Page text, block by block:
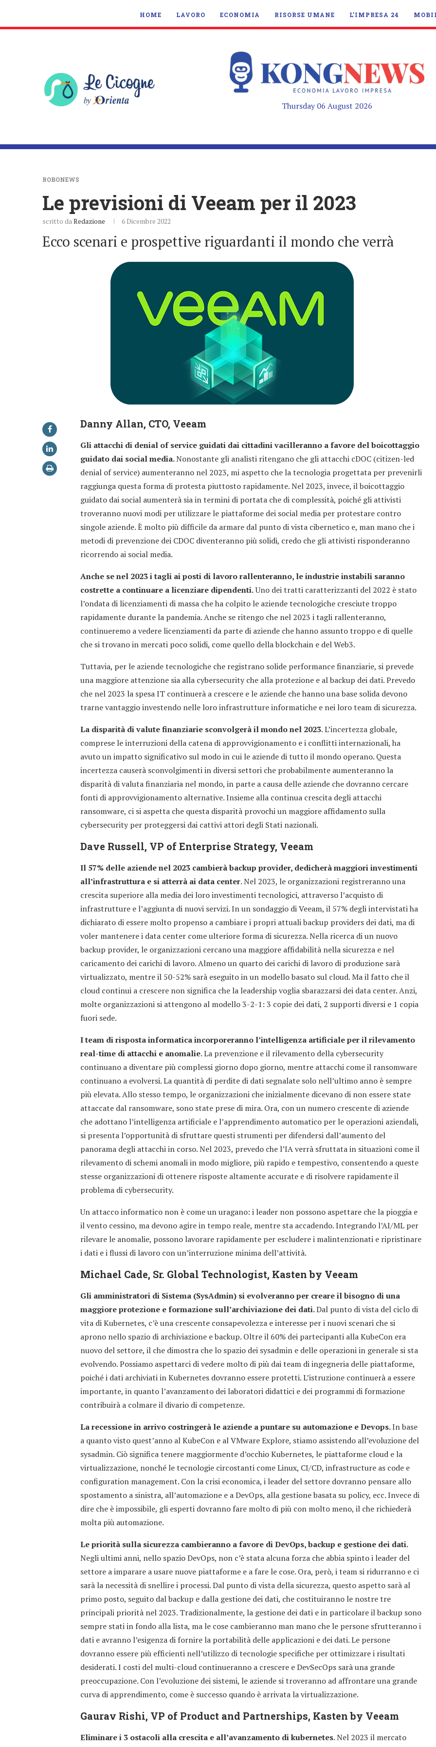
HOME LAVORO ECONOMIA RISORSE UMANE L’IMPRESA 24
Thursday 06 August 2026
ROBONEWS
Le previsioni di Veeam per il 2023
scritto daRedazione 6 Dicembre 2022
Ecco scenari e prospettive riguardanti il mondo che verrà
Danny Allan, CTO, Veeam
Gli attacchi di denial of service guidati dai cittadini vacilleranno a favore del boicottaggio
guidato dai social media.Nonostante gli analisti ritengano che gli attacchi cDOC (citizen-led
denial of service) aumenteranno nel 2023, mi aspetto che la tecnologia progettata per prevenirli
raggiunga questa forma di protesta piuttosto rapidamente. Nel 2023, invece, il boicottaggio
guidato dai social aumenterà sia in termini di portata che di complessità, poiché gli attivisti
troveranno nuovi modi per utilizzare le piattaforme dei social media per protestare contro
singole aziende. È molto più difficile da armare dal punto di vista cibernetico e, man mano che i
metodi di prevenzione dei CDOC diventeranno più solidi, credo che gli attivisti risponderanno
ricorrendo ai social media.
Anche se nel 2023 i tagli ai posti di lavoro rallenteranno, le industrie instabili saranno
costrette a continuare a licenziare dipendenti.Uno dei tratti caratterizzanti del 2022 è stato
l’ondata di licenziamenti di massa che ha colpito le aziende tecnologiche cresciute troppo
rapidamente durante la pandemia. Anche se ritengo che nel 2023 i tagli rallenteranno,
continueremo a vedere licenziamenti da parte di aziende che hanno assunto troppo e di quelle
che si trovano in mercati poco solidi, come quello della blockchain e del Web3.
Tuttavia, per le aziende tecnologiche che registrano solide performance finanziarie, si prevede
una maggiore attenzione sia alla cybersecurity che alla protezione e al backup dei dati. Prevedo
che nel 2023 la spesa IT continuerà a crescere e le aziende che hanno una base solida devono
trarne vantaggio investendo nelle loro infrastrutture informatiche e nei loro team di sicurezza.
La disparità di valute finanziarie sconvolgerà il mondo nel 2023. L’incertezza globale,
comprese le interruzioni della catena di approvvigionamento e i conflitti internazionali, ha
avuto un impatto significativo sul modo in cui le aziende di tutto il mondo operano. Questa
incertezza causerà sconvolgimenti in diversi settori che probabilmente aumenteranno la
disparità di valuta finanziaria nel mondo, in parte a causa delle aziende che dovranno cercare
fonti di approvvigionamento alternative. Insieme alla continua crescita degli attacchi
ransomware, ci si aspetta che questa disparità provochi un maggiore affidamento sulla
cybersecurity per proteggersi dai cattivi attori degli Stati nazionali.
Dave Russell, VP of Enterprise Strategy, Veeam
Il 57% delle aziende nel 2023 cambierà backup provider, dedicherà maggiori investimenti
all’infrastruttura e si atterrà ai data center. Nel 2023, le organizzazioni registreranno una
crescita superiore alla media dei loro investimenti tecnologici, attraverso l’acquisto di
infrastrutture e l’aggiunta di nuovi servizi. In un sondaggio di Veeam, il 57% degli intervistati ha
dichiarato di essere molto propenso a cambiare i propri attuali backup providers dei dati, ma di
voler mantenere i data center come ulteriore forma di sicurezza. Nella ricerca di un nuovo
backup provider, le organizzazioni cercano una maggiore affidabilità nella sicurezza e nel
caricamento dei carichi di lavoro. Almeno un quarto dei carichi di lavoro di produzione sarà
virtualizzato, mentre il 50-52% sarà eseguito in un modello basato sul cloud. Ma il fatto che il
cloud continui a crescere non significa che la leadership voglia sbarazzarsi dei data center. Anzi,
molte organizzazioni si attengono al modello 3-2-1: 3 copie dei dati, 2 supporti diversi e 1 copia
fuori sede.
I team di risposta informatica incorporeranno l’intelligenza artificiale per il rilevamento
real-time di attacchi e anomalie. La prevenzione e il rilevamento della cybersecurity
continuano a diventare più complessi giorno dopo giorno, mentre attacchi come il ransomware
continuano a evolversi. La quantità di perdite di dati segnalate solo nell’ultimo anno è sempre
più elevata. Allo stesso tempo, le organizzazioni che inizialmente dicevano di non essere state
attaccate dal ransomware, sono state prese di mira. Ora, con un numero crescente di aziende
che adottano l’intelligenza artificiale e l’apprendimento automatico per le operazioni aziendali,
si presenta l’opportunità di sfruttare questi strumenti per difendersi dall’aumento del
panorama degli attacchi in corso. Nel 2023, prevedo che l’IA verrà sfruttata in situazioni come il
rilevamento di schemi anomali in modo migliore, più rapido e tempestivo, consentendo a queste
stesse organizzazioni di ottenere risposte altamente accurate e di risolvere rapidamente il
problema di cybersecurity.
Un attacco informatico non è come un uragano: i leader non possono aspettare che la pioggia e
il vento cessino, ma devono agire in tempo reale, mentre sta accadendo. Integrando l’AI/ML per
rilevare le anomalie, possono lavorare rapidamente per escludere i malintenzionati e ripristinare
i dati e i flussi di lavoro con un’interruzione minima dell’attività.
Michael Cade, Sr. Global Technologist, Kasten by Veeam
Gli amministratori di Sistema (SysAdmin) si evolveranno per creare il bisogno di una
maggiore protezione e formazione sull’archiviazione dei dati.Dal punto di vista del ciclo di
vita di Kubernetes, c’è una crescente consapevolezza e interesse per i nuovi scenari che si
aprono nello spazio di archiviazione e backup. Oltre il 60% dei partecipanti alla KubeCon era
nuovo del settore, il che dimostra che lo spazio dei sysadmin e delle operazioni in generale si sta
evolvendo. Possiamo aspettarci di vedere molto di più dai team di ingegneria delle piattaforme,
poiché i dati archiviati in Kubernetes dovranno essere protetti. L’istruzione continuerà a essere
importante, in quanto l’avanzamento dei laboratori didattici e dei programmi di formazione
contribuirà a colmare il divario di competenze.
La recessione in arrivo costringerà le aziende a puntare su automazione e Devops.In base
a quanto visto quest’anno al KubeCon e al VMware Explore, stiamo assistendo all’evoluzione del
sysadmin. Ciò significa tenere maggiormente d’occhio Kubernetes, le piattaforme cloud e la
virtualizzazione, nonché le tecnologie circostanti come Linux, CI/CD, infrastructure as code e
configuration management. Con la crisi economica, i leader del settore dovranno pensare allo
spostamento a sinistra, all’automazione e a DevOps, alla gestione basata su policy, ecc. Invece di
dire che è impossibile, gli esperti dovranno fare molto di più con molto meno, il che richiederà
molta più automazione.
Le priorità sulla sicurezza cambieranno a favore di DevOps, backup e gestione dei dati.
Negli ultimi anni, nello spazio DevOps, non c’è stata alcuna forza che abbia spinto i leader del
settore a imparare a usare nuove piattaforme e a fare le cose. Ora, però, i team si ridurranno e ci
sarà la necessità di snellire i processi. Dal punto di vista della sicurezza, questo aspetto sarà al
primo posto, seguito dal backup e dalla gestione dei dati, che costituiranno le nostre tre
principali priorità nel 2023. Tradizionalmente, la gestione dei dati e in particolare il backup sono
sempre stati in fondo alla lista, ma le cose cambieranno man mano che le persone sfrutteranno i
dati e avranno l’esigenza di fornire la portabilità delle applicazioni e dei dati. Le persone
dovranno essere più efficienti nell’utilizzo di tecnologie specifiche per ottimizzare i risultati
desiderati. I costi del multi-cloud continueranno a crescere e DevSecOps sarà una grande
preoccupazione. Con l’evoluzione dei sistemi, le aziende si troveranno ad affrontare una grande
curva di apprendimento, come è successo quando è arrivata la virtualizzazione.
Gaurav Rishi, VP of Product and Partnerships, Kasten by Veeam
Eliminare i 3 ostacoli alla crescita e all’avanzamento di kubernetes. Nel 2023 il mercato